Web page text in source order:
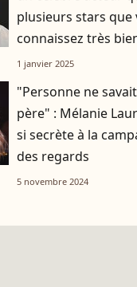
plusieurs stars que
connaissez très
1 janvier 2025
"Personne ne
père" : Mélanie
si secrète à la
des regards
5 novembre 2024